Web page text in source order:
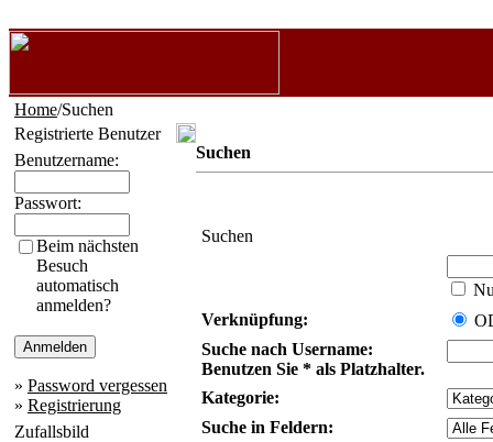
Home/Suchen
Registrierte Benutzer
Benutzername:
Passwort:
Beim nächsten
Besuch
automatisch
anmelden?
» Password vergessen
» Registrierung
Zufallsbild
Suchen
Suchen
Verknüpfung:
Suche nach Username:
Benutzen Sie * als Platzhalter.
Kategorie:
Suche in Feldern: